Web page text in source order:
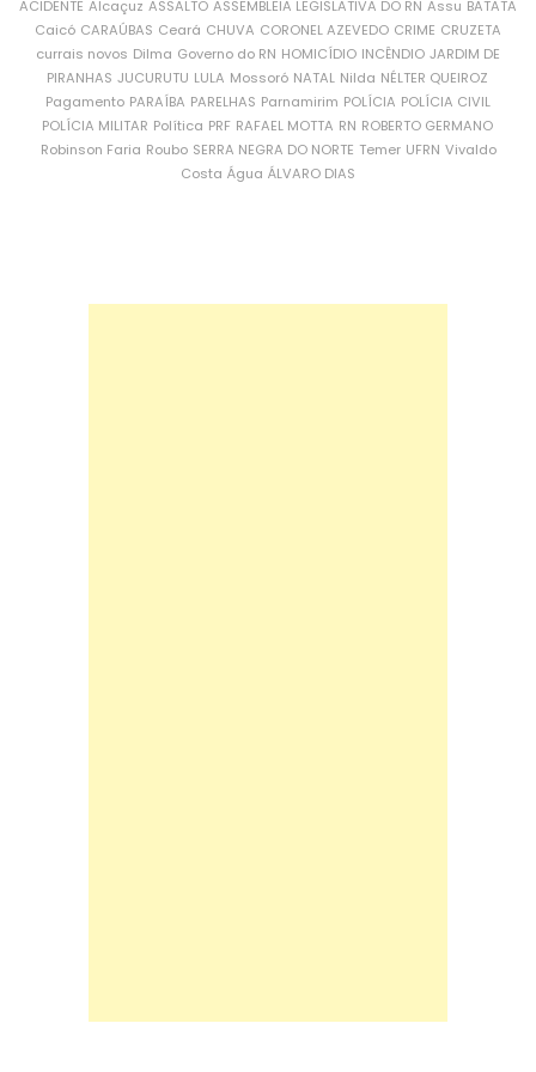
ACIDENTE Alcaçuz ASSALTO ASSEMBLEIA LEGISLATIVA DO RN Assu BATATA
Caicó CARAÚBAS Ceará CHUVA CORONEL AZEVEDO CRIME CRUZETA
currais novos Dilma Governo do RN HOMICÍDIO INCÊNDIO JARDIM DE
PIRANHAS JUCURUTU LULA Mossoró NATAL Nilda NÉLTER QUEIROZ
Pagamento PARAÍBA PARELHAS Parnamirim POLÍCIA POLÍCIA CIVIL
POLÍCIA MILITAR Política PRF RAFAEL MOTTA RN ROBERTO GERMANO
Robinson Faria Roubo SERRA NEGRA DO NORTE Temer UFRN Vivaldo
Costa Água ÁLVARO DIAS